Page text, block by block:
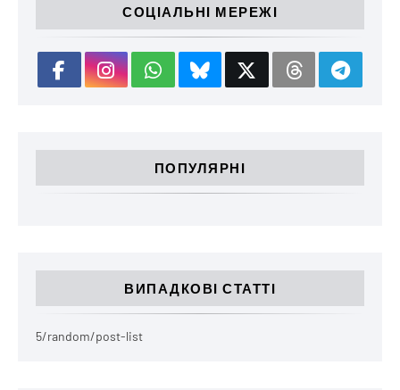
СОЦІАЛЬНІ МЕРЕЖІ
ПОПУЛЯРНІ
ВИПАДКОВІ СТАТТІ
5/random/post-list